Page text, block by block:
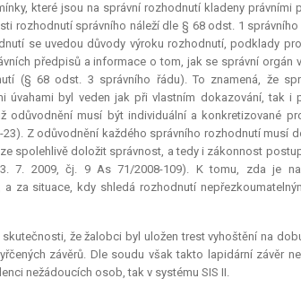
které jsou na správní rozhodnutí kladeny právními
rozhodnutí správního náleží dle § 68 odst. 1
se uvedou důvody výroku rozhodnutí, podklady
předpisů a informace o tom, jak se správní orgán
(§ 68 odst. 3 správního řádu). To znamená, že
úvahami byl veden jak při vlastním dokazování, tak i
odůvodnění musí být individuální a konkretizované
Z odůvodnění každého správního rozhodnutí musí
spolehlivě doložit správnost, a tedy i zákonnost
7. 2009, čj. 9 As 71/2008-109). K tomu, zda je
za situace, kdy shledá rozhodnutí
že žalobci byl uložen trest vyhoštění na
závěrů. Dle soudu však takto lapidární závěr
nežádoucích osob, tak v systému SIS II.